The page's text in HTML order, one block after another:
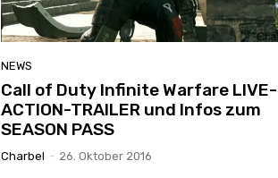
NEWS
Call of Duty Infinite Warfare LIVE-
ACTION-TRAILER und Infos zum
SEASON PASS
Charbel - 26. Oktober 2016